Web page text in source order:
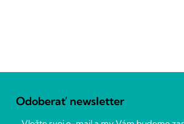
Odoberať newsletter